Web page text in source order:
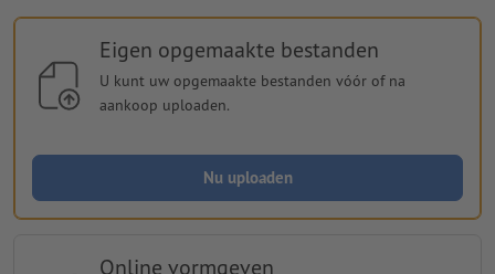
Eigen opgemaakte bestanden
U kunt uw opgemaakte bestanden vóór of na
aankoop uploaden.
Nu uploaden
Online vormgeven